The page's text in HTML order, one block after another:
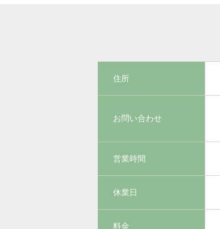
住所
お問い合わせ
営業時間
休業日
料金